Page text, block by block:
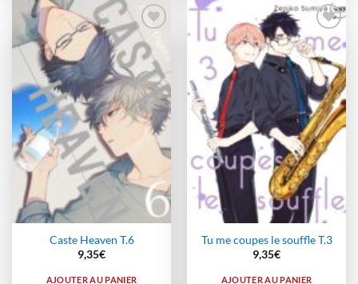
Ajouter
à la
wishlist
Caste Heaven T.6
9,35€
AJOUTER AU PANIER
Ajouter
à la
wishlist
Tu me coupes le souffle T.3
9,35€
AJOUTER AU PANIER